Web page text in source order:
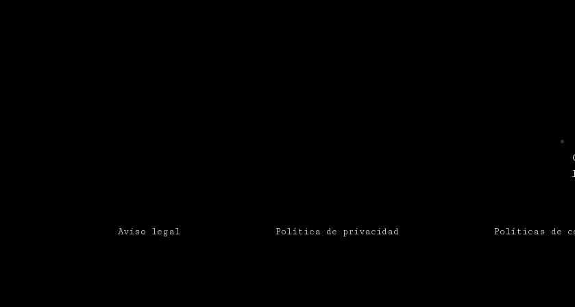
Aviso legal Política de privacidad Políticas de